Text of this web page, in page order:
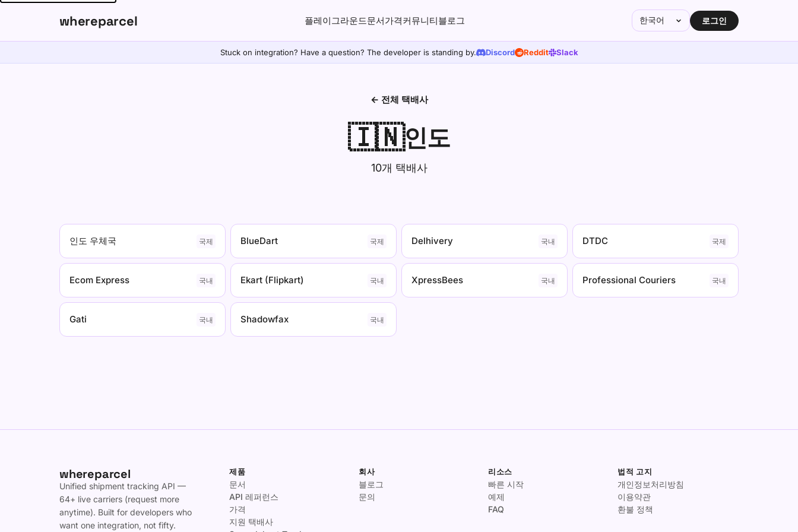
whereparcel 플레이그라운드문서가격커뮤니티블로그 한국어 로그인
Stuck on integration? Have a question? The developer is standing by. Discord Reddit Slack
← 전체 택배사
🇮🇳인도
10개 택배사
인도 우체국 국제 BlueDart 국제 Delhivery 국내 DTDC 국제
Ecom Express 국내 Ekart (Flipkart) 국내 XpressBees 국내 Professional Couriers 국내
Gati 국내 Shadowfax 국내
whereparcel
Unified shipment tracking API —
64+ live carriers (request more
anytime). Built for developers who
want one integration, not fifty.
제품
문서
API 레퍼런스
가격
지원 택배사
회사
블로그
문의
리소스
빠른 시작
예제
FAQ
법적 고지
개인정보처리방침
이용약관
환불 정책